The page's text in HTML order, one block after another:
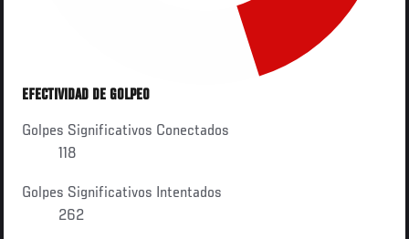
EFECTIVIDAD DE GOLPEO
Golpes Significativos Conectados
118
Golpes Significativos Intentados
262